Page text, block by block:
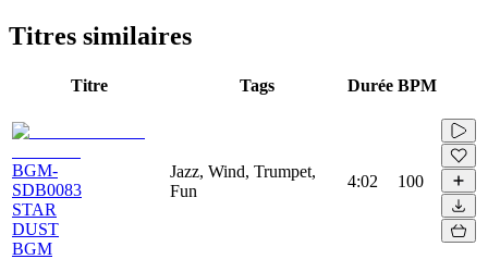
Titres similaires
Titre Tags Durée BPM
BGM-
SDB0083
STAR
DUST
BGM
Jazz, Wind, Trumpet,
Fun
4:02 100